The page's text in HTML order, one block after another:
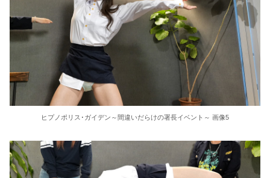
クーラーボックス積んで出発→途中で買い足し…50代公務員の“ドライブ”が地獄すぎた 他
【画像】長濱ねる(27歳)の乳がヤバイと話題にｗｗｗｗ1700万バズｗｗｗｗｗｗｗｗｗｗ 他
【画像】人気Vチューバーさん、とんでもない姿を披露ｗｗｗｗｗｗｗｗｗｗ 他
【悲報】2050年の日本、独身ボッチ祭りが現実になるとかｗｗｗｗ 他
Powered by livedoor 相互RSS
ヒプノポリス･ガイデン～間違いだらけの署長イベント～ 画像5